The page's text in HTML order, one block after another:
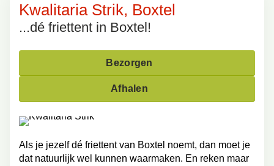
Kwalitaria Strik, Boxtel
...dé friettent in Boxtel!
Bezorgen
Afhalen
Als je jezelf dé friettent van Boxtel noemt, dan moet je
dat natuurlijk wel kunnen waarmaken. En reken maar